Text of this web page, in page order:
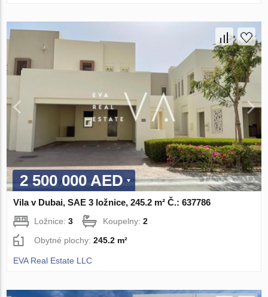
2 500 000 AED
Vila v Dubai, SAE 3 ložnice, 245.2 m² Č.: 637786
Ložnice:3 Koupelny:2
Obytné plochy:245.2 m²
EVA Real Estate LLC